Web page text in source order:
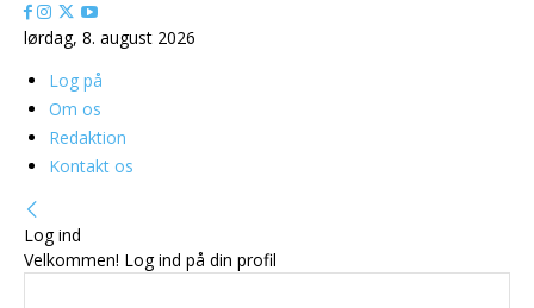
lørdag, 8. august 2026
Log på
Om os
Redaktion
Kontakt os
Log ind
Velkommen! Log ind på din profil